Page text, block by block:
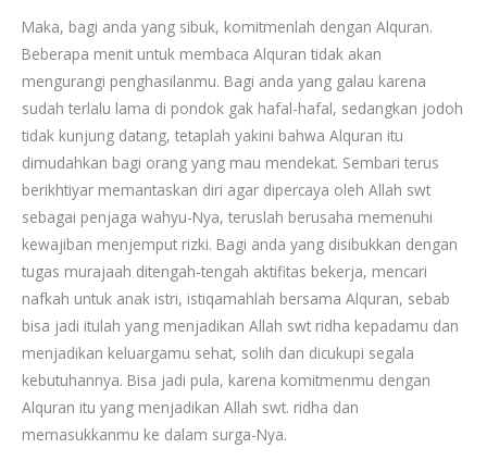
Maka, bagi anda yang sibuk, komitmenlah dengan Alquran.
Beberapa menit untuk membaca Alquran tidak akan
mengurangi penghasilanmu. Bagi anda yang galau karena
sudah terlalu lama di pondok gak hafal-hafal, sedangkan jodoh
tidak kunjung datang, tetaplah yakini bahwa Alquran itu
dimudahkan bagi orang yang mau mendekat. Sembari terus
berikhtiyar memantaskan diri agar dipercaya oleh Allah swt
sebagai penjaga wahyu-Nya, teruslah berusaha memenuhi
kewajiban menjemput rizki. Bagi anda yang disibukkan dengan
tugas murajaah ditengah-tengah aktifitas bekerja, mencari
nafkah untuk anak istri, istiqamahlah bersama Alquran, sebab
bisa jadi itulah yang menjadikan Allah swt ridha kepadamu dan
menjadikan keluargamu sehat, solih dan dicukupi segala
kebutuhannya. Bisa jadi pula, karena komitmenmu dengan
Alquran itu yang menjadikan Allah swt. ridha dan
memasukkanmu ke dalam surga-Nya.